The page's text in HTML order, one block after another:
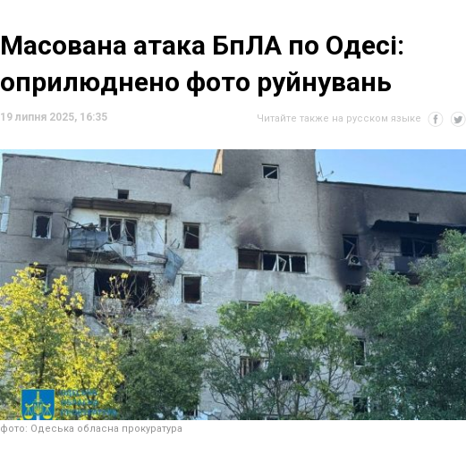
Масована атака БпЛА по Одесі:
оприлюднено фото руйнувань
19 липня 2025, 16:35 Читайте также на русском языке
фото: Одеська обласна прокуратура